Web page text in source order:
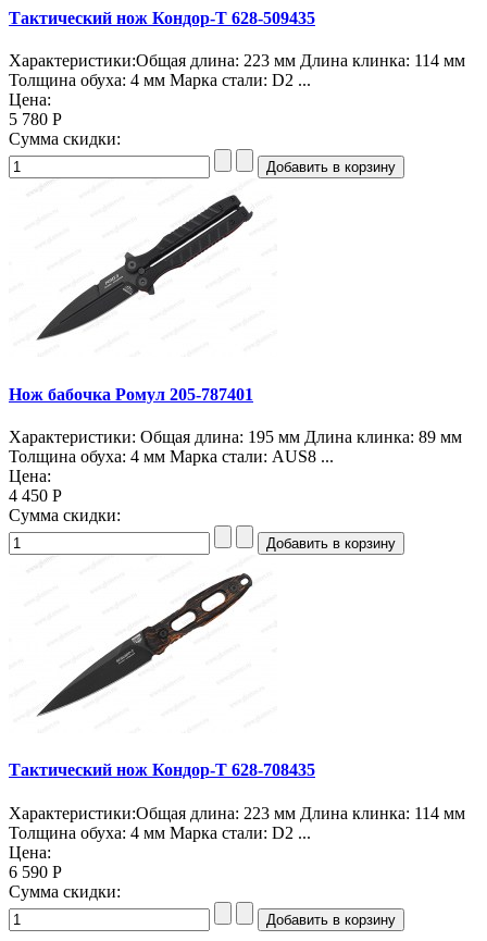
Тактический нож Кондор-Т 628-509435
Характеристики:Общая длина: 223 мм Длина клинка: 114 мм
Толщина обуха: 4 мм Марка стали: D2 ...
Цена:
5 780 Р
Сумма скидки:
Нож бабочка Ромул 205-787401
Характеристики: Общая длина: 195 мм Длина клинка: 89 мм
Толщина обуха: 4 мм Марка стали: AUS8 ...
Цена:
4 450 Р
Сумма скидки:
Тактический нож Кондор-Т 628-708435
Характеристики:Общая длина: 223 мм Длина клинка: 114 мм
Толщина обуха: 4 мм Марка стали: D2 ...
Цена:
6 590 Р
Сумма скидки: